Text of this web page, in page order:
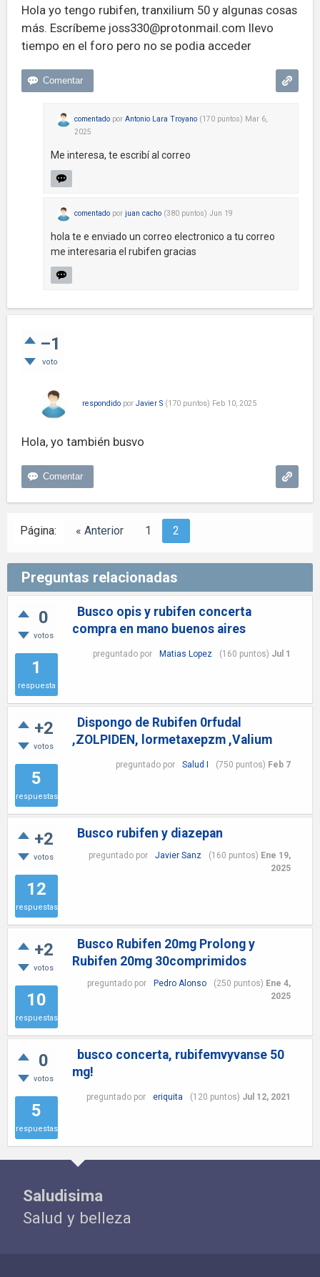
Hola yo tengo rubifen, tranxilium 50 y algunas cosas
más. Escríbeme joss330@protonmail.com llevo
tiempo en el foro pero no se podia acceder
comentado por Antonio Lara Troyano (170 puntos) Mar 6,
2025
Me interesa, te escribí al correo
comentado por juan cacho (380 puntos) Jun 19
hola te e enviado un correo electronico a tu correo
me interesaria el rubifen gracias
–1
voto
respondido por Javier S (170 puntos) Feb 10, 2025
Hola, yo también busvo
Página: « Anterior 1 2
Preguntas relacionadas
0
votos
1
respuesta
Busco opis y rubifen concerta
compra en mano buenos aires
preguntado por Matias Lopez (160 puntos) Jul 1
+2
votos
5
respuestas
Dispongo de Rubifen 0rfudal
,ZOLPIDEN, lormetaxepzm ,Valium
preguntado por Salud I (750 puntos) Feb 7
+2
votos
12
respuestas
Busco rubifen y diazepan
preguntado por Javier Sanz (160 puntos) Ene 19,
2025
+2
votos
10
respuestas
Busco Rubifen 20mg Prolong y
Rubifen 20mg 30comprimidos
preguntado por Pedro Alonso (250 puntos) Ene 4,
2025
0
votos
5
respuestas
busco concerta, rubifemvyvanse 50
mg!
preguntado por eriquita (120 puntos) Jul 12, 2021
Saludisima
Salud y belleza